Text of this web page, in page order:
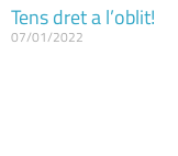
Tens dret a l’oblit!
07/01/2022